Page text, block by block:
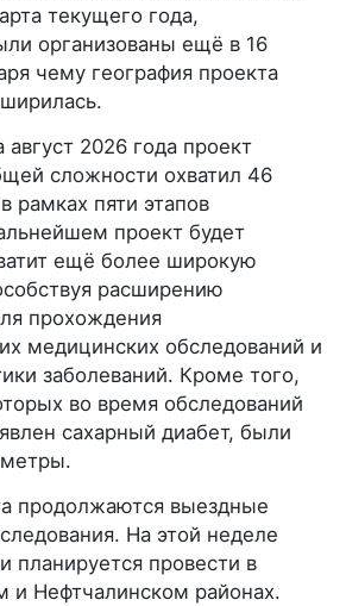
текущего года,
организованы ещё в 16
чему география проекта
2026 года проект
сложности охватил 46
рамках пяти этапов
проект будет
ещё более широкую
расширению
прохождения
медицинских обследований и
заболеваний. Кроме того,
во время обследований
сахарный диабет, были
продолжаются выездные
На этой неделе
планируется провести в
и Нефтчалинском районах.